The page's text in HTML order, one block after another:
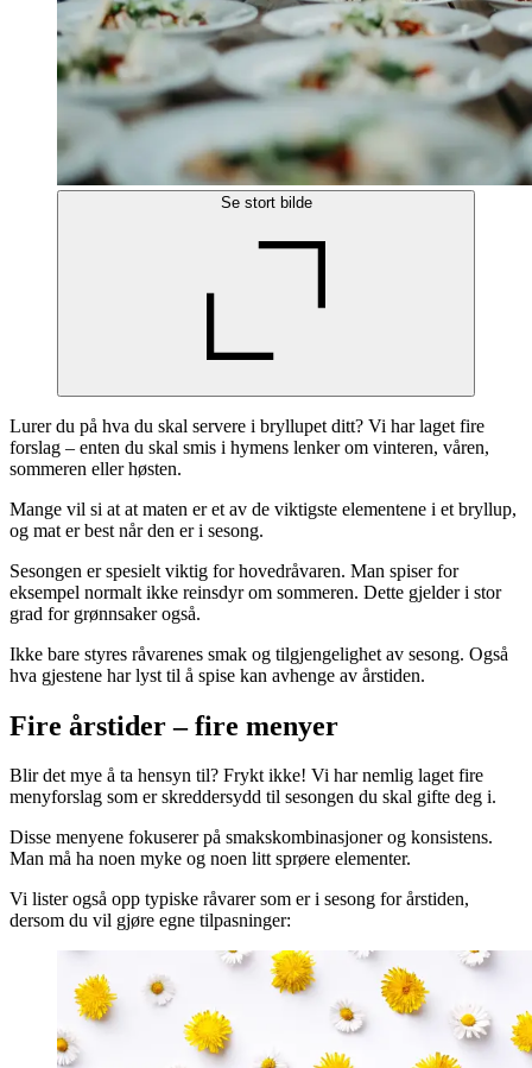
Se stort bilde
Lurer du på hva du skal servere i bryllupet ditt? Vi har laget fire
forslag – enten du skal smis i hymens lenker om vinteren, våren,
sommeren eller høsten.
Mange vil si at at maten er et av de viktigste elementene i et bryllup,
og mat er best når den er i sesong.
Sesongen er spesielt viktig for hovedråvaren. Man spiser for
eksempel normalt ikke reinsdyr om sommeren. Dette gjelder i stor
grad for grønnsaker også.
Ikke bare styres råvarenes smak og tilgjengelighet av sesong. Også
hva gjestene har lyst til å spise kan avhenge av årstiden.
Fire årstider – fire menyer
Blir det mye å ta hensyn til? Frykt ikke! Vi har nemlig laget fire
menyforslag som er skreddersydd til sesongen du skal gifte deg i.
Disse menyene fokuserer på smakskombinasjoner og konsistens.
Man må ha noen myke og noen litt sprøere elementer.
Vi lister også opp typiske råvarer som er i sesong for årstiden,
dersom du vil gjøre egne tilpasninger: